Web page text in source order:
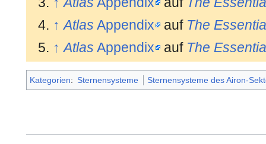
↑ Atlas Appendix auf The
↑ Atlas Appendix auf The
Kategorien: Sternensysteme Sternensysteme des Airon-